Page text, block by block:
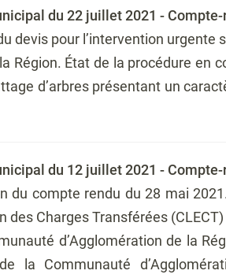
du 22 juillet 2021 - Compte-
devis pour l’intervention urgente
Région. État de la procédure en
d’arbres présentant un
du 12 juillet 2021 - Compte-
du compte rendu du 28 mai
des Charges Transférées
d’Agglomération de la
la Communauté